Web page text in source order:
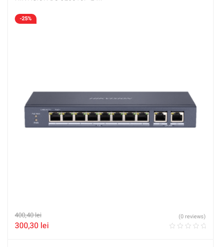
-25%
400,40lei
300,30 lei
(0 reviews)